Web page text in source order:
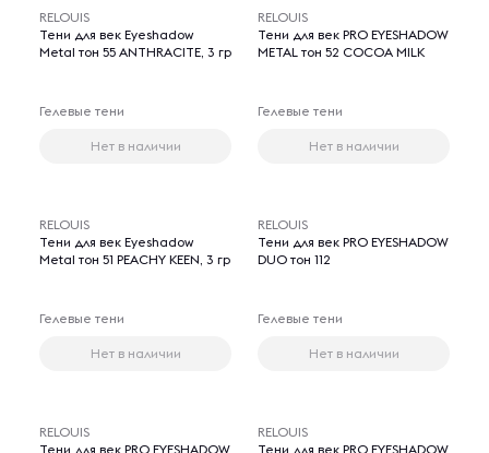
RELOUIS
Тени для век Eyeshadow
Metal тон 55 ANTHRACITE, 3 гр
Гелевые тени
Нет в наличии
RELOUIS
Тени для век PRO EYESHADOW
METAL тон 52 COCOA MILK
Гелевые тени
Нет в наличии
RELOUIS
Тени для век Eyeshadow
Metal тон 51 PEACHY KEEN, 3 гр
Гелевые тени
Нет в наличии
RELOUIS
Тени для век PRO EYESHADOW
DUO тон 112
Гелевые тени
Нет в наличии
RELOUIS
Тени для век PRO EYESHADOW
RELOUIS
Тени для век PRO EYESHADOW